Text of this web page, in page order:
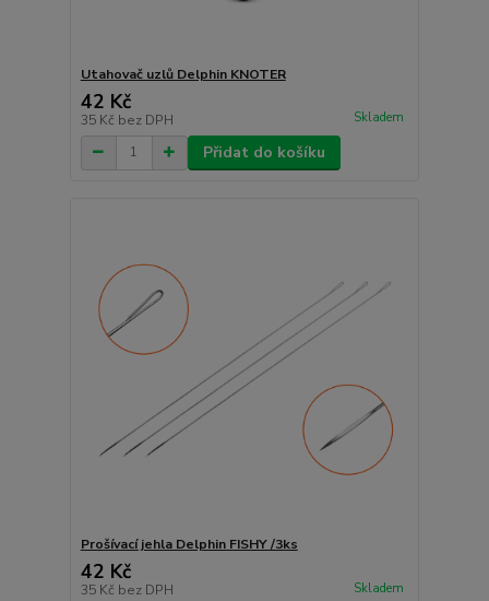
Utahovač uzlů Delphin KNOTER
42 Kč
35 Kč bez DPH Skladem
Přidat do košíku
Prošívací jehla Delphin FISHY /3ks
42 Kč
35 Kč bez DPH Skladem